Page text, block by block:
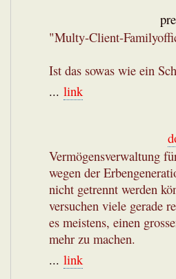
"Multy-Client-
Ist das sowas wie ein
... link
Vermögensverwaltung
wegen der
nicht getrennt werden
versuchen viele gerade
es meistens, einen
mehr zu machen.
... link